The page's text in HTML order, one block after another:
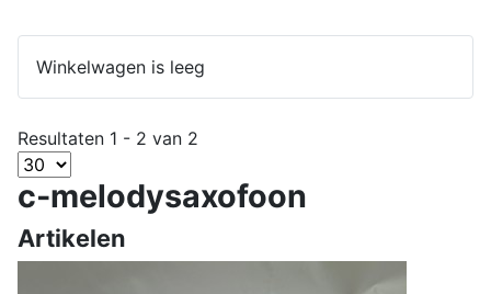
Winkelwagen is leeg
Resultaten 1 - 2 van 2
c-melodysaxofoon
Artikelen